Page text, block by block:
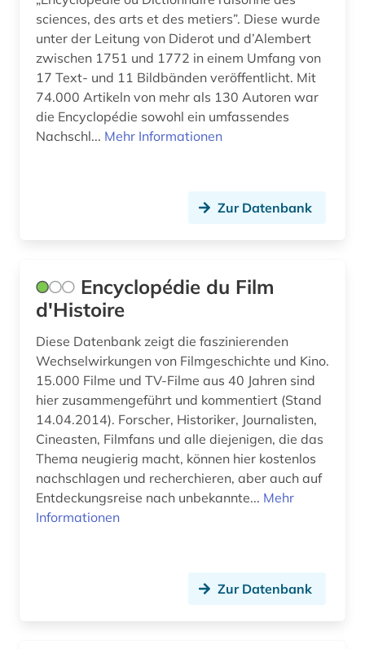
zeitschrift (4)
zeitschriften (3)
zeitschriftenaufsatz (1)
übersetzungswissenschaft (3)
sciences, des arts et des metiers”. Diese wurde
unter der Leitung von Diderot und d’Alembert
zwischen 1751 und 1772 in einem Umfang von
17 Text- und 11 Bildbänden veröffentlicht. Mit
74.000 Artikeln von mehr als 130 Autoren war
die Encyclopédie sowohl ein umfassendes
Nachschl... Mehr Informationen
Zur Datenbank
Encyclopédie du Film
d'Histoire
Diese Datenbank zeigt die faszinierenden
Wechselwirkungen von Filmgeschichte und Kino.
15.000 Filme und TV-Filme aus 40 Jahren sind
hier zusammengeführt und kommentiert (Stand
14.04.2014). Forscher, Historiker, Journalisten,
Cineasten, Filmfans und alle diejenigen, die das
Thema neugierig macht, können hier kostenlos
nachschlagen und recherchieren, aber auch auf
Entdeckungsreise nach unbekannte... Mehr
Informationen
Zur Datenbank